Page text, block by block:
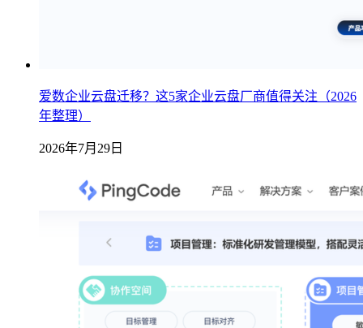
爱数企业云盘迁移？这5家企业云盘厂商值得关注（2026
年整理）
2026年7月29日